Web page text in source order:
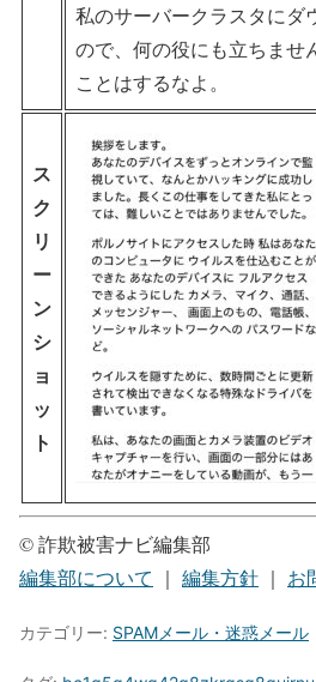
私のサーバークラスタにダ
ので、何の役にも立ちませ
ことはするなよ。
ス
ク
リ
ー
ン
シ
ョ
ッ
ト
© 詐欺被害ナビ編集部
編集部について ｜ 編集方針 ｜ お
カテゴリー: SPAMメール・迷惑メール